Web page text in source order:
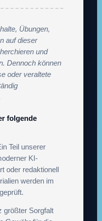
Übungen,
auf dieser
und
Dennoch können
oder veraltete
folgende
Teil unserer
KI-
oder redaktionell
werden im
größter Sorgfalt